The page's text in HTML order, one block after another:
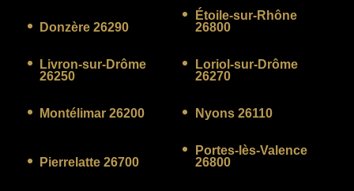
Donzère 26290
Étoile-sur-Rhône
26800
Livron-sur-Drôme
26250
Loriol-sur-Drôme
26270
Montélimar 26200 Nyons 26110
Pierrelatte 26700
Portes-lès-Valence
26800